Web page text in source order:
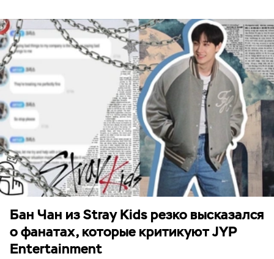
Бан Чан из Stray Kids резко высказался
о фанатах, которые критикуют JYP
Entertainment